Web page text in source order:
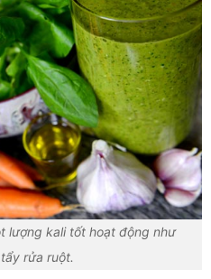
lượng kali tốt hoạt động như
rửa ruột.